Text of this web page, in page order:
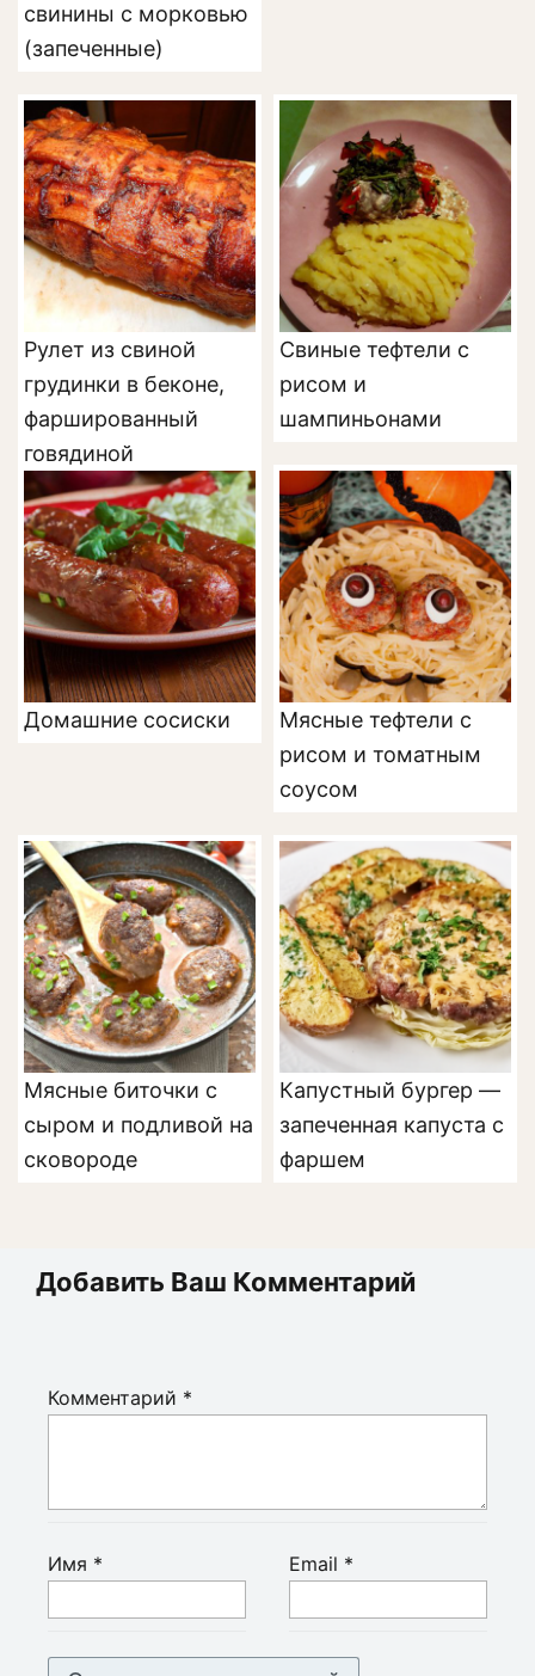
свинины с морковью
(запеченные)
Рулет из свиной
грудинки в беконе,
фаршированный
говядиной
Свиные тефтели с
рисом и
шампиньонами
Домашние сосиски
Мясные тефтели с
рисом и томатным
соусом
Мясные биточки с
сыром и подливой на
сковороде
Капустный бургер —
запеченная капуста с
фаршем
Добавить Ваш Комментарий
Комментарий *
Имя * Email *